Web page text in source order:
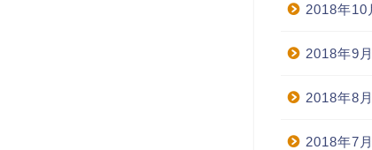
2018年10
2018年9月
2018年8月
2018年7月